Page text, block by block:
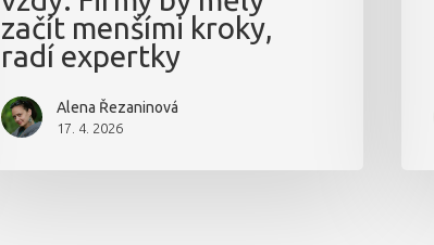
začít menšími kroky,
radí expertky
Alena Řezaninová
17. 4. 2026